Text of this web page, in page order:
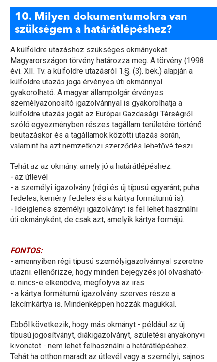
10. Milyen dokumentumokra van
szükségem a határátlépéshez?
A külföldre utazáshoz szükséges okmányokat
Magyarországon törvény határozza meg. A törvény (1998
évi. XII. Tv. a külföldre utazásról 1.§. (3). bek.) alapján a
külföldre utazás joga érvényes úti okmánnyal
gyakorolható. A magyar állampolgár érvényes
személyazonosító igazolvánnyal is gyakorolhatja a
külföldre utazás jogát az Európai Gazdasági Térségről
szóló egyezményben részes tagállam területére történő
beutazáskor és a tagállamok közötti utazás során,
valamint ha azt nemzetközi szerződés lehetővé teszi.
Tehát az az okmány, amely jó a határátlépéshez:
- az útlevél
- a személyi igazolvány (régi és új típusú egyaránt; puha
fedeles, kemény fedeles és a kártya formátumú is).
- Ideiglenes személyi igazolványt is fel lehet használni
úti okmányként, de csak azt, amelyik kártya formájú.
FONTOS:
- amennyiben régi típusú személyigazolvánnyal szeretne
utazni, ellenőrizze, hogy minden bejegyzés jól olvasható-
e, nincs-e elkenődve, megfolyva az írás.
- a kártya formátumú igazolvány szerves része a
lakcímkártya is. Mindenképpen hozzák magukkal.
Ebből következik, hogy más okmányt - például az új
típusú jogosítványt, diákigazolványt, születési anyakönyvi
kivonatot - nem lehet felhasználni a határátlépéshez.
Tehát ha otthon maradt az útlevél vagy a személyi, sajnos